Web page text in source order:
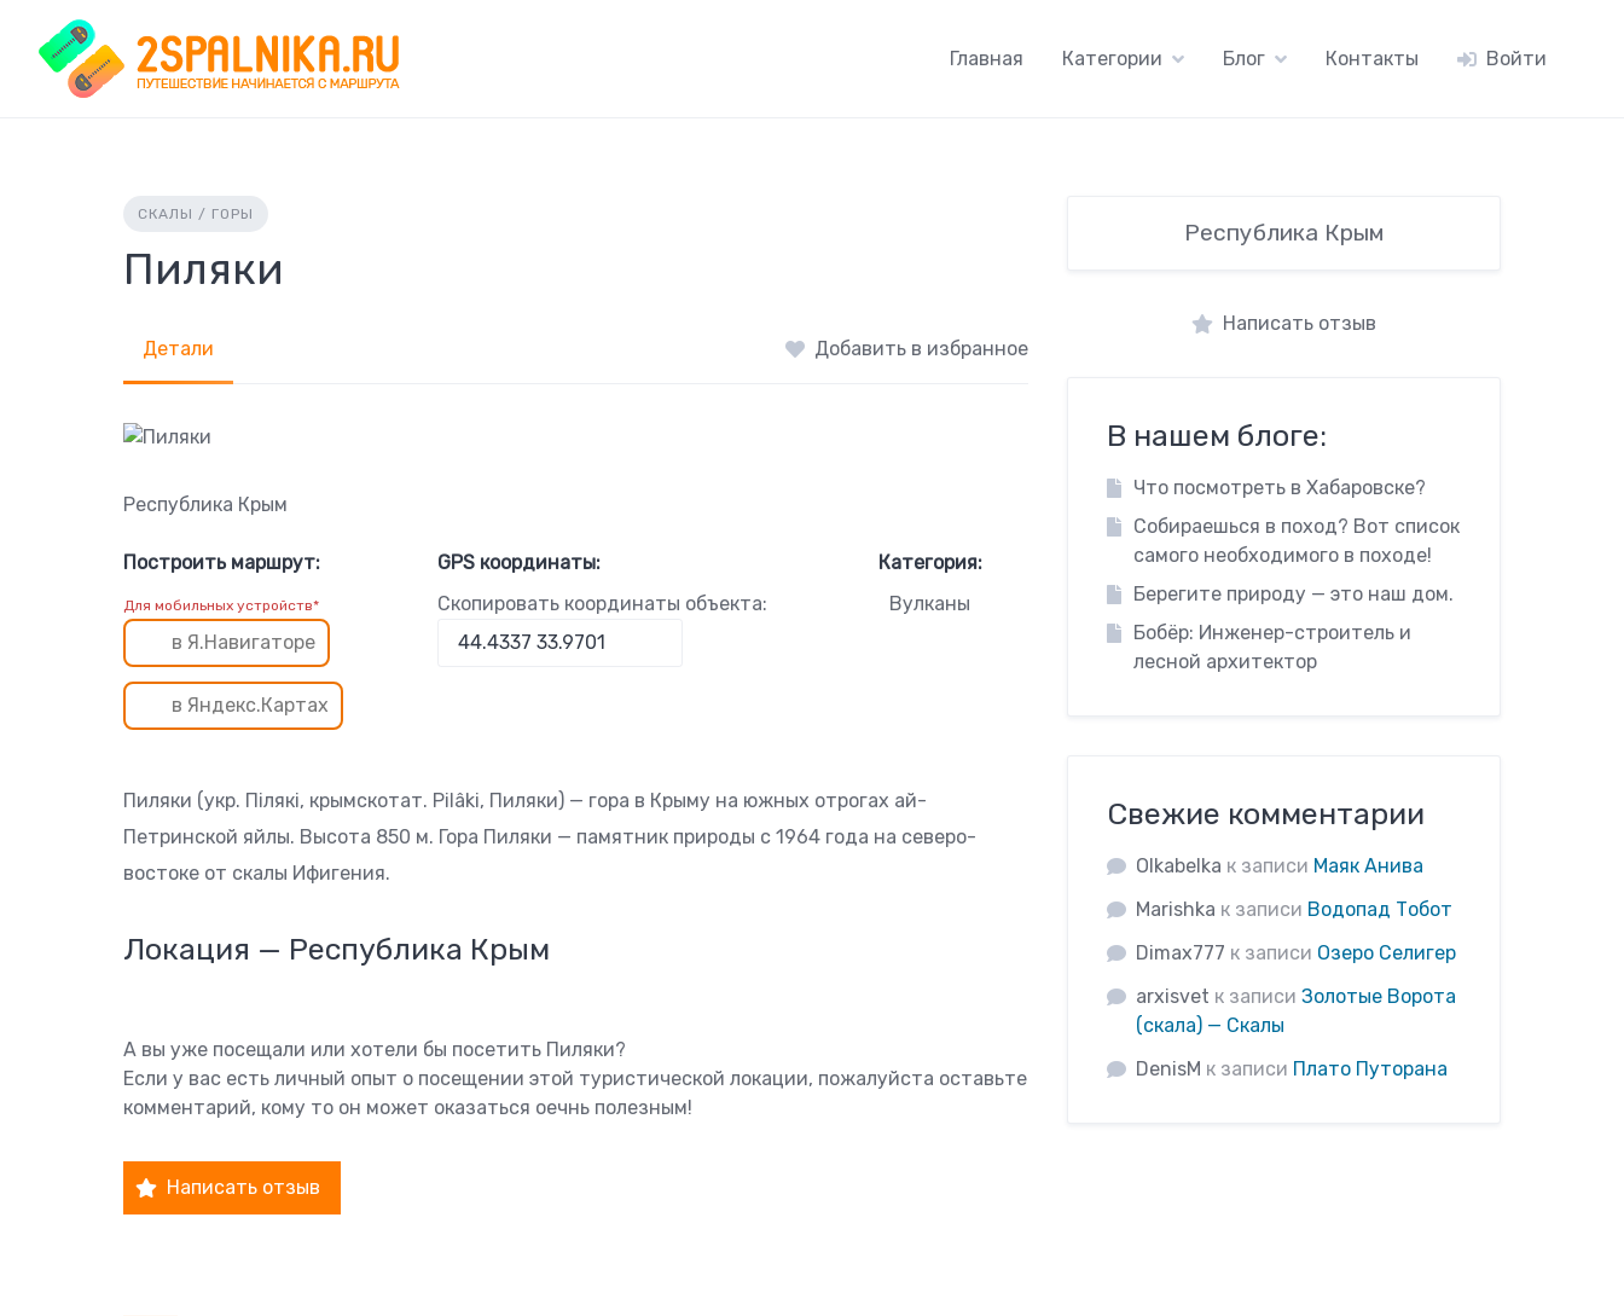
content
Главная Категории Блог Контакты Войти
СКАЛЫ / ГОРЫ
Пиляки
Детали Добавить в избранное
Республика Крым
Построить маршрут:
Для мобильных устройств*
в Я.Навигаторе
в Яндекс.Картах
GPS координаты:
Скопировать координаты объекта:
Категория:
Вулканы
Пиляки (укр. Пілякі, крымскотат. Pilâki, Пиляки) — гора в Крыму на южных отрогах ай-
Петринской яйлы. Высота 850 м. Гора Пиляки — памятник природы с 1964 года на северо-
востоке от скалы Ифигения.
Локация — Республика Крым
А вы уже посещали или хотели бы посетить Пиляки?
Если у вас есть личный опыт о посещении этой туристической локации, пожалуйста оставьте
комментарий, кому то он может оказаться оечнь полезным!
Написать отзыв
Республика Крым
Написать отзыв
В нашем блоге:
Что посмотреть в Хабаровске?
Собираешься в поход? Вот список
самого необходимого в походе!
Берегите природу — это наш дом.
Бобёр: Инженер-строитель и
лесной архитектор
Свежие комментарии
Olkabelka к записи Маяк Анива
Marishka к записи Водопад Тобот
Dimax777 к записи Озеро Селигер
arxisvet к записиЗолотые Ворота
(скала) — Скалы
DenisM к записи Плато Путорана